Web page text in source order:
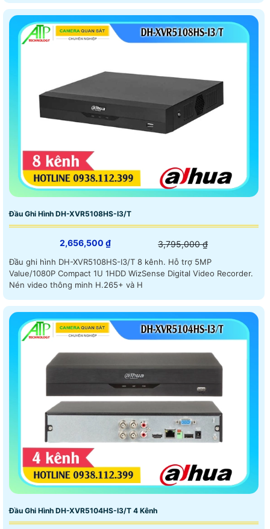
Đầu Ghi Hình DH-XVR5108HS-I3/T
2,656,500 ₫ 3,795,000 ₫
Đầu ghi hình DH-XVR5108HS-I3/T 8 kênh. Hỗ trợ 5MP
Value/1080P Compact 1U 1HDD WizSense Digital Video Recorder.
Nén video thông minh H.265+ và H
Đầu Ghi Hình DH-XVR5104HS-I3/T 4 Kênh